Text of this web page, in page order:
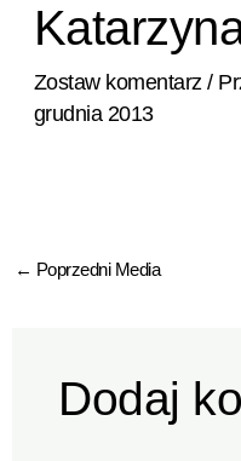
Zostaw komentarz /
grudnia 2013
← Poprzedni Media
Dodaj